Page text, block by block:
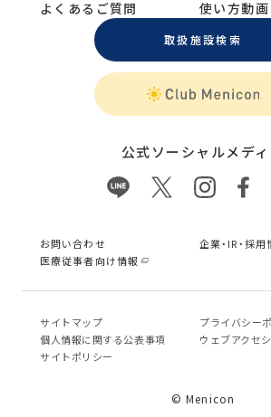
よくあるご質問 使い方動画
取扱施設検索
公式ソーシャルメデ
お問い合わせ
企業・IR・採用
医療従事者向け情報
サイトマップ
プライバシー
個⼈情報に関する公表事項
ウェブアクセ
サイトポリシー
© Menicon